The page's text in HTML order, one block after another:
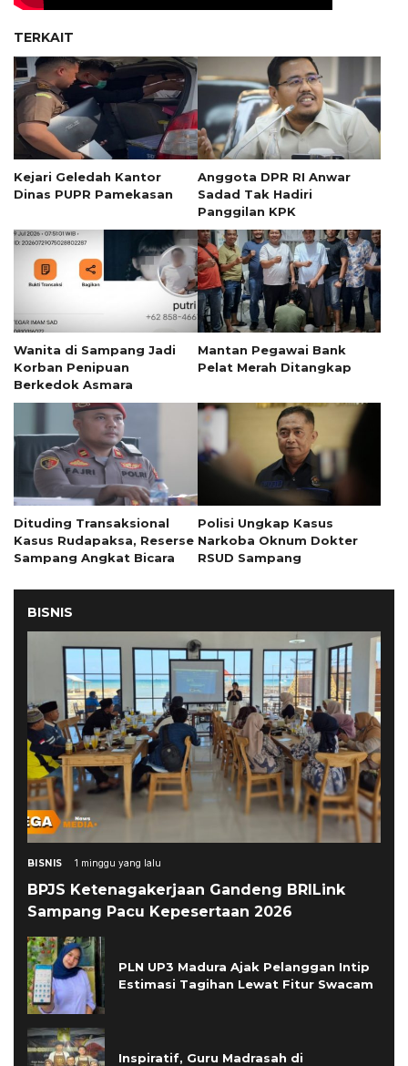
TERKAIT
Kejari Geledah Kantor
Dinas PUPR Pamekasan
Anggota DPR RI Anwar
Sadad Tak Hadiri
Panggilan KPK
Wanita di Sampang Jadi
Korban Penipuan
Berkedok Asmara
Mantan Pegawai Bank
Pelat Merah Ditangkap
Dituding Transaksional
Kasus Rudapaksa, Reserse
Sampang Angkat Bicara
Polisi Ungkap Kasus
Narkoba Oknum Dokter
RSUD Sampang
BISNIS
BISNIS 1 minggu yang lalu
BPJS Ketenagakerjaan Gandeng BRILink
Sampang Pacu Kepesertaan 2026
PLN UP3 Madura Ajak Pelanggan Intip
Estimasi Tagihan Lewat Fitur Swacam
Inspiratif, Guru Madrasah di